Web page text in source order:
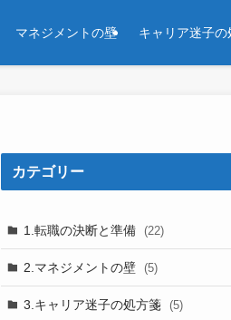
マネジメントの壁 キャリア迷子の
カテゴリー
1.転職の決断と準備 (22)
2.マネジメントの壁 (5)
3.キャリア迷子の処方箋 (5)